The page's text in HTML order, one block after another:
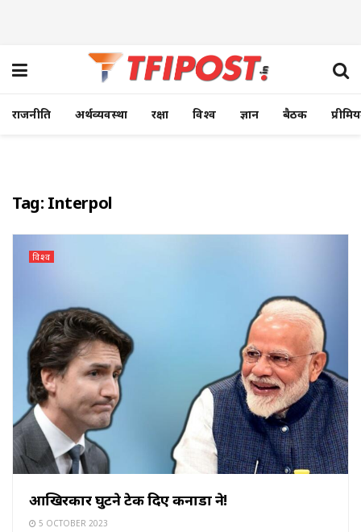
राजनीति अर्थव्यवस्था रक्षा विश्व ज्ञान बैठक
Tag: Interpol
विश्व
आखिरकार घुटने टेक दिए कनाडा ने!
5 OCTOBER 2023